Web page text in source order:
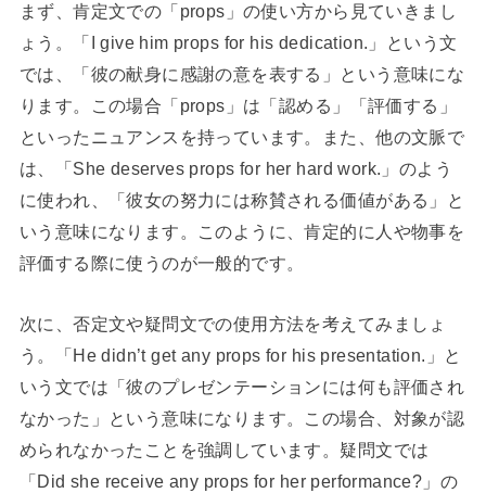
まず、肯定文での「props」の使い方から見ていきまし
ょう。「I give him props for his dedication.」という文
では、「彼の献身に感謝の意を表する」という意味にな
ります。この場合「props」は「認める」「評価する」
といったニュアンスを持っています。また、他の文脈で
は、「She deserves props for her hard work.」のよう
に使われ、「彼女の努力には称賛される価値がある」と
いう意味になります。このように、肯定的に人や物事を
評価する際に使うのが一般的です。
次に、否定文や疑問文での使用方法を考えてみましょ
う。「He didn’t get any props for his presentation.」と
いう文では「彼のプレゼンテーションには何も評価され
なかった」という意味になります。この場合、対象が認
められなかったことを強調しています。疑問文では
「Did she receive any props for her performance?」の